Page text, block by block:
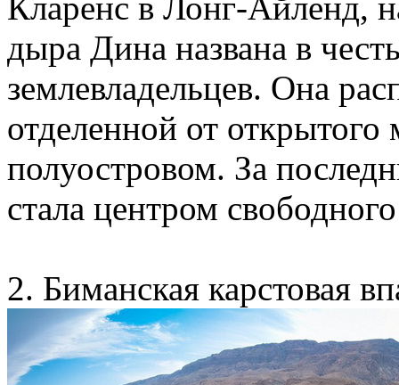
дыра Дина названа в
землевладельцев. Она
отделенной от
полуостровом. За
стала центром
2. Биманская карстовая